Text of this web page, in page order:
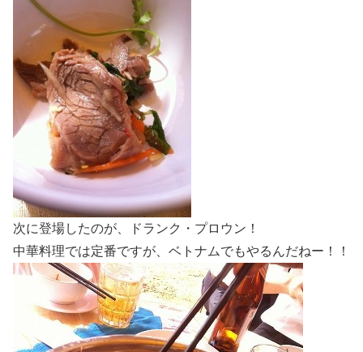
次に登場したのが、ドランク・プロウン！
中華料理では定番ですが、ベトナムでもやるんだねー！！